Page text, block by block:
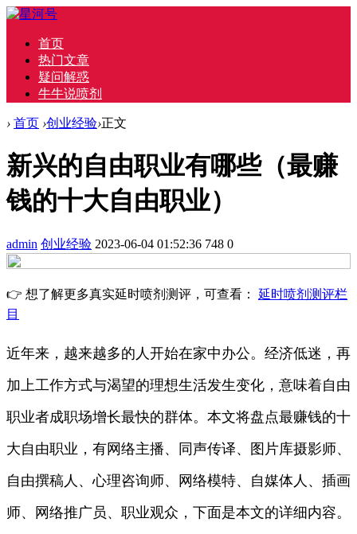
首页
热门文章
疑问解惑
牛牛说喷剂
› 首页 ›创业经验›正文
新兴的自由职业有哪些（最赚
钱的十大自由职业）
admin 创业经验 2023-06-04 01:52:36 748 0
👉 想了解更多真实延时喷剂测评，可查看： 延时喷剂测评栏
目
近年来，越来越多的人开始在家中办公。经济低迷，再
加上工作方式与渴望的理想生活发生变化，意味着自由
职业者成职场增长最快的群体。本文将盘点最赚钱的十
大自由职业，有网络主播、同声传译、图片库摄影师、
自由撰稿人、心理咨询师、网络模特、自媒体人、插画
师、网络推广员、职业观众，下面是本文的详细内容。